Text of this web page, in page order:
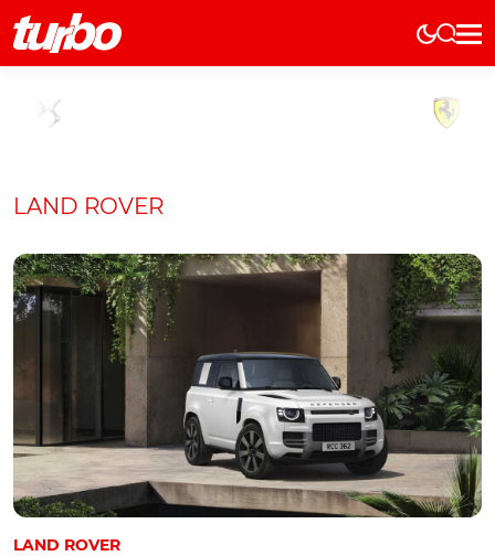
Elétricos
História
Comerciais
Curiosidades
Elétricos
Técnica
Testes
LAND ROVER
LAND ROVER